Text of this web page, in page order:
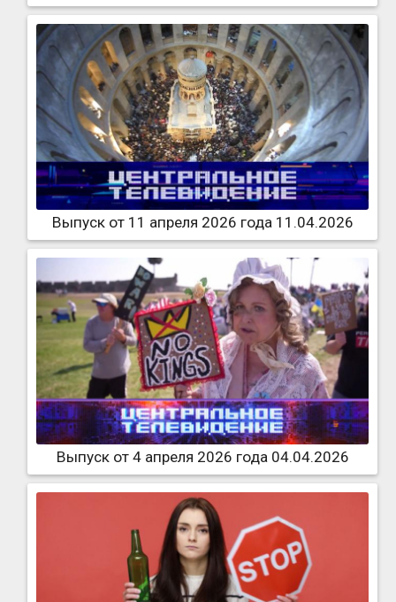
Выпуск от 11 апреля 2026 года 11.04.2026
Выпуск от 4 апреля 2026 года 04.04.2026